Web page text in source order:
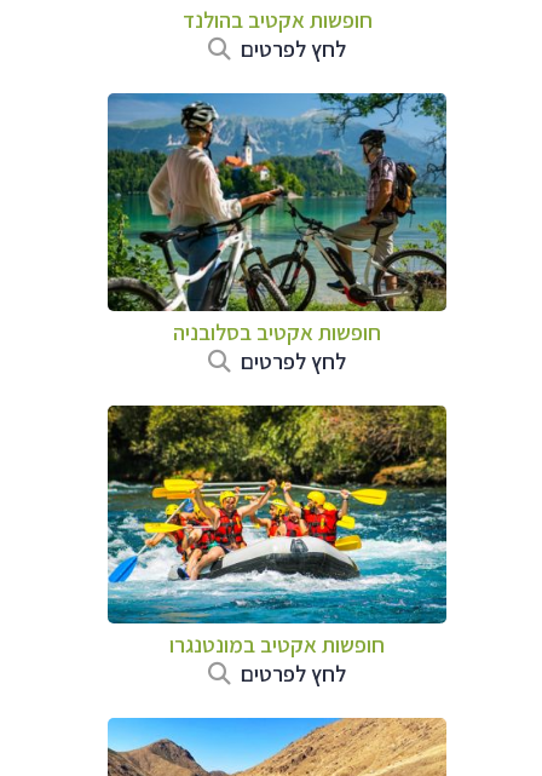
חופשות אקטיב בהולנד
לחץ לפרטים
חופשות אקטיב בסלובניה
לחץ לפרטים
חופשות אקטיב במונטנגרו
לחץ לפרטים